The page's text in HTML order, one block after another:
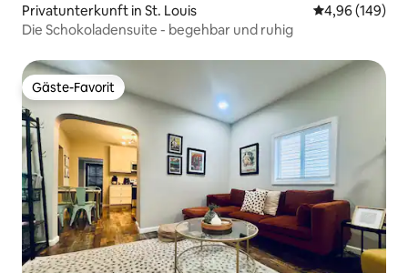
Privatunterkunft in St. Louis
4,96 (149)
Die Schokoladensuite - begehbar und ruhig
Gäste-Favorit
Gäste-Favorit